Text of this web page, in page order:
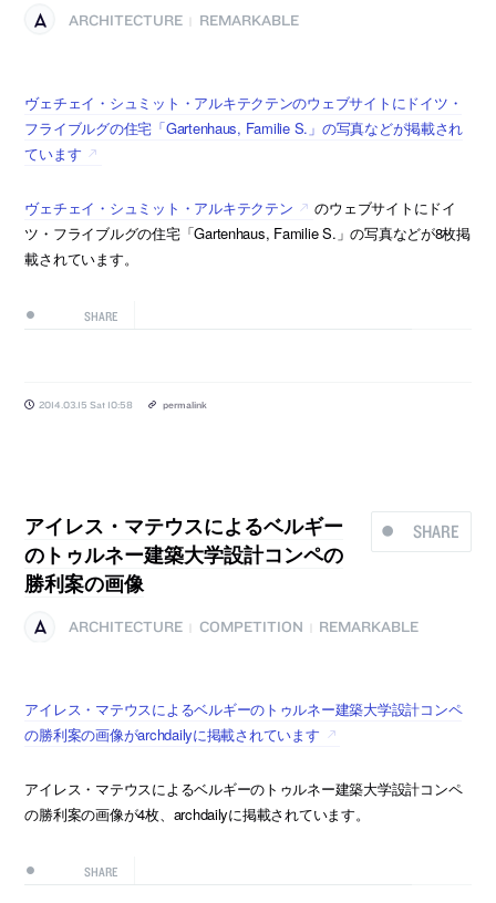
ARCHITECTURE REMARKABLE
ヴェチェイ・シュミット・アルキテクテンのウェブサイトにドイツ・
フライブルグの住宅「Gartenhaus, Familie S.」の写真などが掲載され
ています
ヴェチェイ・シュミット・アルキテクテン
のウェブサイトにドイ
ツ・フライブルグの住宅「Gartenhaus, Familie S.」の写真などが8枚掲
載されています。
SHARE
2014.03.15 Sat 10:58 permalink
SHARE
アイレス・マテウスによるベルギー
のトゥルネー建築大学設計コンペの
勝利案の画像
ARCHITECTURE COMPETITION REMARKABLE
アイレス・マテウスによるベルギーのトゥルネー建築大学設計コンペ
の勝利案の画像がarchdailyに掲載されています
アイレス・マテウスによるベルギーのトゥルネー建築大学設計コンペ
の勝利案の画像が4枚、archdailyに掲載されています。
SHARE